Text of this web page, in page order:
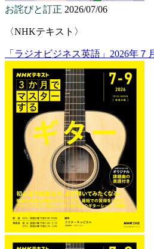
お詫びと訂正 2026/07/06
〈NHKテキスト〉
「ラジオビジネス英語」2026年